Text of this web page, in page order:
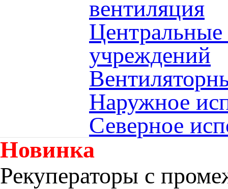
вентиляция
учреждений
Наружное
Северное
Новинка
Рекуператоры с